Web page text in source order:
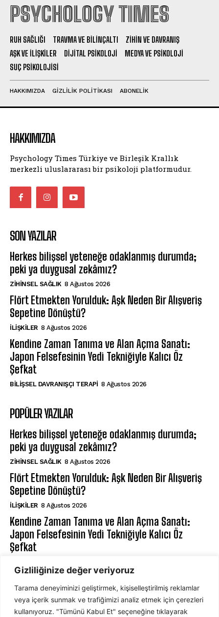
Gizliliğinize değer veriyoruz
Tarama deneyiminizi geliştirmek, kişiselleştirilmiş reklamlar
veya içerik sunmak ve trafiğimizi analiz etmek için çerezleri
kullanıyoruz. "Tümünü Kabul Et" seçeneğine tıklayarak
PSYCHOLOGY TIMES
RUH SAĞLIĞI TRAVMA VE BILINÇALTI
ZIHIN VE DAVRANIŞ
AŞK VE İLIŞKILER
DIJITAL PSIKOLOJI
MEDYA VE PSIKOLOJI
SUÇ PSIKOLOJISI
HAKKIMIZDA GIZLILIK POLITIKASI ABONELIK
HAKKIMIZDA
Psychology Times Türkiye ve Birleşik Krallık
merkezli uluslararası bir psikoloji platformudur.
SON YAZILAR
Herkes bilişsel yeteneğe odaklanmış durumda;
peki ya duygusal zekâmız?
ZIHINSEL SAĞLIK 8 Ağustos 2026
Flört Etmekten Yorulduk: Aşk Neden Bir Alışveriş
Sepetine Dönüştü?
İLIŞKILER 8 Ağustos 2026
Kendine Zaman Tanıma ve Alan Açma Sanatı:
Japon Felsefesinin Yedi Tekniğiyle Kalıcı Öz
Şefkat
BILIŞSEL DAVRANIŞÇI TERAPI 8 Ağustos 2026
POPÜLER YAZILAR
Herkes bilişsel yeteneğe odaklanmış durumda;
peki ya duygusal zekâmız?
ZIHINSEL SAĞLIK 8 Ağustos 2026
Flört Etmekten Yorulduk: Aşk Neden Bir Alışveriş
Sepetine Dönüştü?
İLIŞKILER 8 Ağustos 2026
Kendine Zaman Tanıma ve Alan Açma Sanatı:
Japon Felsefesinin Yedi Tekniğiyle Kalıcı Öz
Şefkat
ABONE OL